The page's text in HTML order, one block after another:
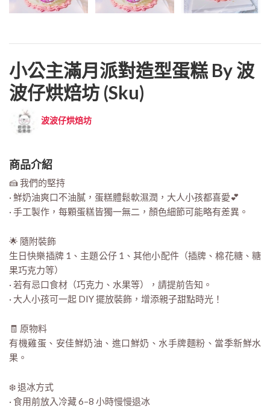
小公主滿月派對造型蛋糕 By 波
波仔烘焙坊 (sku)
波波仔烘焙坊
商品介紹
🍰 我們的堅持
· 鮮奶油爽口不油膩，蛋糕體鬆軟濕潤，大人小孩都喜愛💕
· 手工製作，每顆蛋糕皆獨一無二，顏色細節可能略有差異。
🌟 隨附裝飾
生日快樂插牌 1、主題公仔 1、其他小配件（插牌、棉花糖、糖
果巧克力等）
· 若有忌口食材（巧克力、水果等），請提前告知。
· 大人小孩可一起 DIY 擺放裝飾，增添親子甜點時光！
🧾 原物料
有機雞蛋、安佳鮮奶油、進口鮮奶、水手牌麵粉、當季新鮮水
果。
❄️ 退冰方式
· 食用前放入冷藏 6–8 小時慢慢退冰